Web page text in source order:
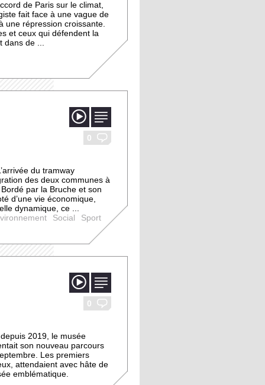
de Paris sur le climat,
fait face à une vague de
une répression croissante.
et ceux qui défendent la
dans de ...
imagevidéo
0
du tramway
des deux communes à
par la Bruche et son
d’une vie économique,
dynamique, ce ...
Social Sport
imagevidéo
0
2019, le musée
son nouveau parcours
Les premiers
attendaient avec hâte de
emblématique.